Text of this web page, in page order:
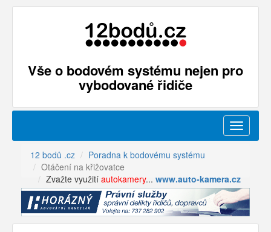
Vše o bodovém systému nejen pro
vybodované řidiče
Menu
12 bodů .cz
Poradna k bodovému systému
Otáčení na křižovatce
Zvažte využití autokamery... www.auto-kamera.cz